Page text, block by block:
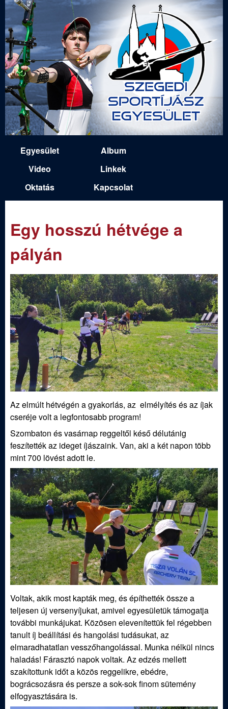
Ugrás
a
tartalomra
e
g
e
d
S
p
o
r
t
á
s
z
E
g
y
e
s
ü
i
m
e
n
u
Egyesület
Album
Video
Linkek
Oktatás
Kapcsolat
Egy hosszú hétvége a
pályán
Az elmúlt hétvégén a gyakorlás, az elmélyítés és az íjak
cseréje volt a legfontosabb program!
Szombaton és vasárnap reggeltől késő délutánig
feszítették az ideget íjászaink. Van, aki a két napon több
mint 700 lövést adott le.
Voltak, akik most kapták meg, és építhették össze a
teljesen új versenyíjukat, amivel egyesületük támogatja
további munkájukat. Közösen elevenítettük fel régebben
tanult íj beállítási és hangolási tudásukat, az
elmaradhatatlan vesszőhangolással. Munka nélkül nincs
haladás! Fárasztó napok voltak. Az edzés mellett
szakítottunk időt a közös reggelikre, ebédre,
bográcsozásra és persze a sok-sok finom sütemény
elfogyasztására is.